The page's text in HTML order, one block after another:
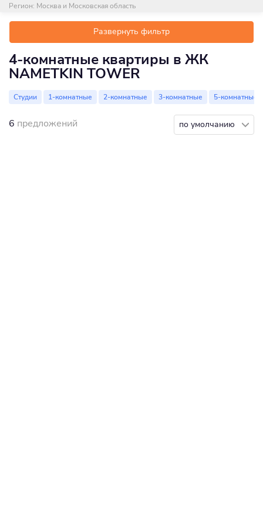
Регион: Москва и Московская область
Развернуть фильтр
4-комнатные квартиры в ЖК
NAMETKIN TOWER
Студии 1-комнатные 2-комнатные 3-комнатные 5-комнатные
6 предложений по умолчанию